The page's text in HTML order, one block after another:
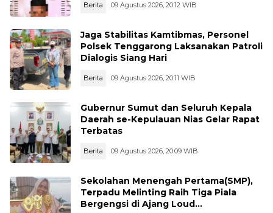
Berita 09 Agustus 2026, 20:12 WIB
Jaga Stabilitas Kamtibmas, Personel
Polsek Tenggarong Laksanakan Patroli
Dialogis Siang Hari
Berita 09 Agustus 2026, 20:11 WIB
Gubernur Sumut dan Seluruh Kepala
Daerah se-Kepulauan Nias Gelar Rapat
Terbatas
Berita 09 Agustus 2026, 20:09 WIB
Sekolahan Menengah Pertama(SMP),
Terpadu Melinting Raih Tiga Piala
Bergengsi di Ajang Loud